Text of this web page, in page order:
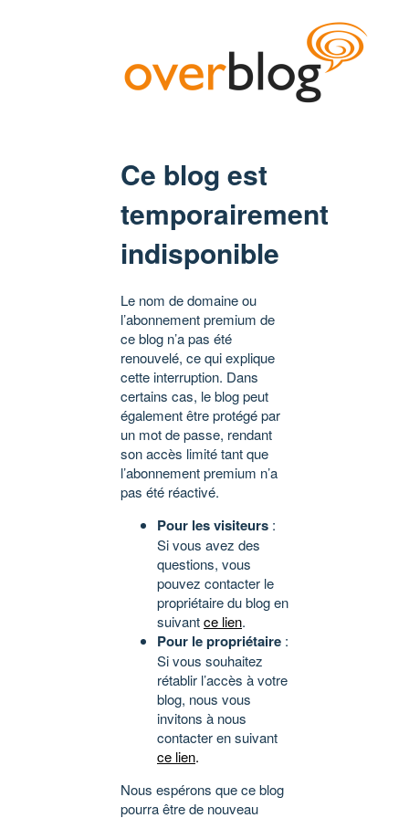
Ce blog est
temporairement
indisponible
Le nom de domaine ou
l’abonnement premium de
ce blog n’a pas été
renouvelé, ce qui explique
cette interruption. Dans
certains cas, le blog peut
également être protégé par
un mot de passe, rendant
son accès limité tant que
l’abonnement premium n’a
pas été réactivé.
Pour les visiteurs :
Si vous avez des
questions, vous
pouvez contacter le
propriétaire du blog en
suivantce lien.
Pour le propriétaire :
Si vous souhaitez
rétablir l’accès à votre
blog, nous vous
invitons à nous
contacter en suivant
ce lien.
Nous espérons que ce blog
pourra être de nouveau